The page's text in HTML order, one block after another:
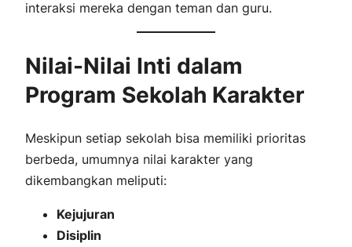
interaksi mereka dengan teman dan guru.
Nilai-Nilai Inti dalam
Program Sekolah Karakter
Meskipun setiap sekolah bisa memiliki prioritas
berbeda, umumnya nilai karakter yang
dikembangkan meliputi:
Kejujuran
Disiplin